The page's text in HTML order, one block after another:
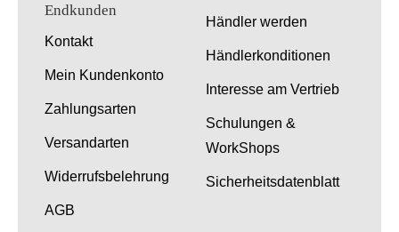
Endkunden
Kontakt
Mein Kundenkonto
Zahlungsarten
Versandarten
Widerrufsbelehrung
AGB
Händler werden
Händlerkonditionen
Interesse am Vertrieb
Schulungen &
WorkShops
Sicherheitsdatenblatt